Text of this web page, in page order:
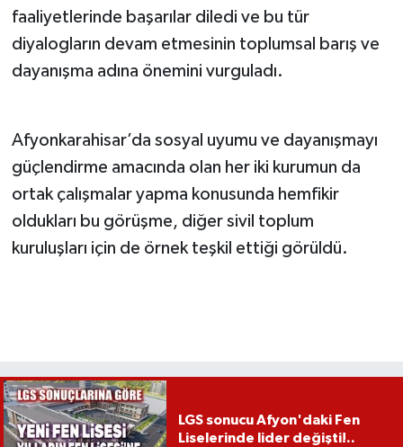
faaliyetlerinde başarılar diledi ve bu tür
diyalogların devam etmesinin toplumsal barış ve
dayanışma adına önemini vurguladı.
Afyonkarahisar’da sosyal uyumu ve dayanışmayı
güçlendirme amacında olan her iki kurumun da
ortak çalışmalar yapma konusunda hemfikir
oldukları bu görüşme, diğer sivil toplum
kuruluşları için de örnek teşkil ettiği görüldü.
LGS sonucu Afyon'daki Fen
Liselerinde lider değişti!..